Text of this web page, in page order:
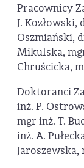
Pracownicy
J. Kozłowski,
Oszmiański,
Mikulska,
Chruścicka,
Doktoranci
inż. P.
mgr inż. T.
inż. A.